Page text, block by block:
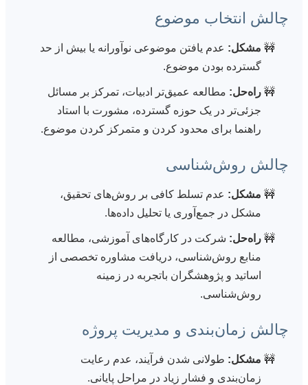
چالش انتخاب موضوع
مشکل: عدم یافتن موضوعی نوآورانه یا بیش از حد
گسترده بودن موضوع.
راه‌حل: مطالعه عمیق‌تر ادبیات، تمرکز بر مسائل
جزئی‌تر در یک حوزه گسترده، مشورت با استاد
راهنما برای محدود کردن و متمرکز کردن موضوع.
چالش روش‌شناسی
مشکل: عدم تسلط کافی بر روش‌های تحقیق،
مشکل در جمع‌آوری یا تحلیل داده‌ها.
راه‌حل: شرکت در کارگاه‌های آموزشی، مطالعه
منابع روش‌شناسی، دریافت مشاوره تخصصی از
اساتید و پژوهشگران باتجربه در زمینه
روش‌شناسی.
چالش زمان‌بندی و مدیریت پروژه
مشکل: طولانی شدن فرآیند، عدم رعایت
زمان‌بندی و فشار زیاد در مراحل پایانی.